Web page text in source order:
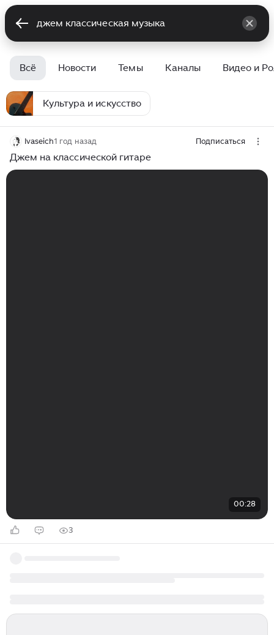
Всё Новости Темы Каналы Видео и
Культура и искусство
Ivaseich1 год назад Подписаться
Джем на классической гитаре
00:28
3